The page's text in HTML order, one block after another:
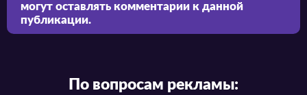
могут оставлять комментарии к данной
публикации.
По вопросам рекламы: